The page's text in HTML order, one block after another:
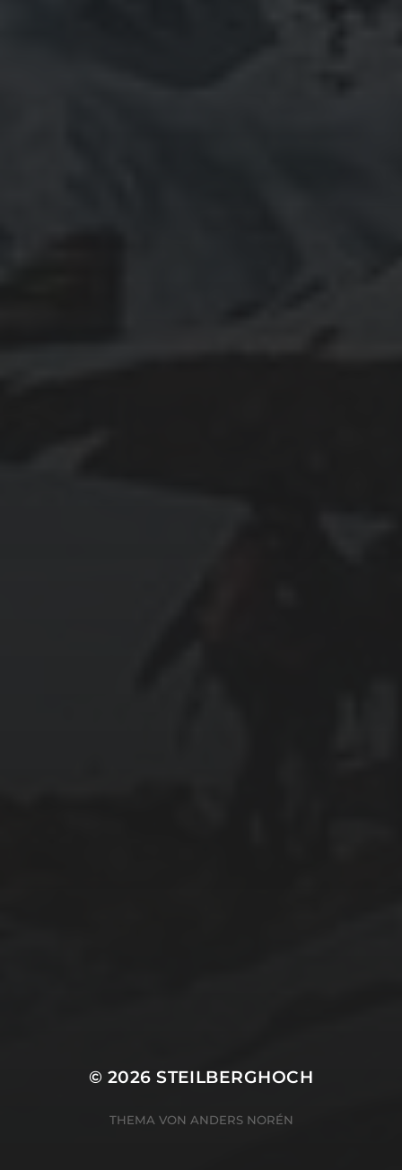
© 2026STEILBERGHOCH
THEMA VON ANDERS NORÉN